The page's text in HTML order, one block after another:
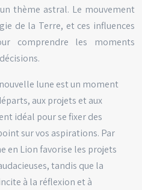
thème astral. Le mouvement
de la Terre, et ces influences
comprendre les moments
lune est un moment
aux projets et aux
idéal pour se fixer des
sur vos aspirations. Par
en Lion favorise les projets
tandis que la
à la réflexion et à